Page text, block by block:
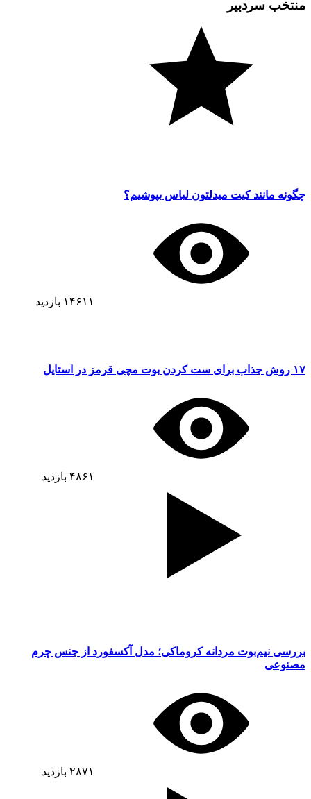
منتخب سردبیر
چگونه مانند کیت میدلتون لباس بپوشیم؟
۱۴۶۱۱ بازدید
۱۷ روش جذاب برای ست کردن بوت مچی قرمز در استایل
۴۸۶۱ بازدید
بررسی نیم‌بوت مردانه کروماکی؛ مدل آکسفورد از جنس چرم
مصنوعی
۲۸۷۱ بازدید